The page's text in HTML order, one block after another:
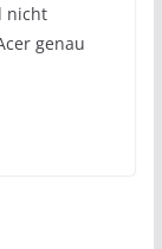
nicht
genau